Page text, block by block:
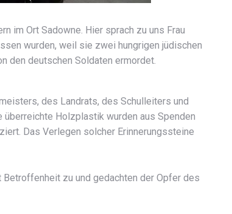
im Ort Sadowne. Hier sprach zu uns Frau
wurden, weil sie zwei hungrigen jüdischen
den deutschen Soldaten ermordet.
des Landrats, des Schulleiters und
Holzplastik wurden aus Spenden
Das Verlegen solcher Erinnerungssteine
zu und gedachten der Opfer des